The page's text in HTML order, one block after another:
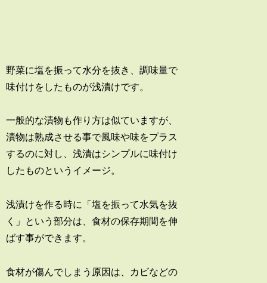
野菜に塩を振って水分を抜き、調味量で
味付けをしたものが浅漬けです。
一般的な漬物も作り方は似ていますが、
漬物は熟成させる事で風味や味をプラス
するのに対し、浅漬はシンプルに味付け
したものというイメージ。
浅漬けを作る時に「塩を振って水気を抜
く」という部分は、食材の保存期間を伸
ばす事ができます。
食材が傷んでしまう原因は、カビなどの